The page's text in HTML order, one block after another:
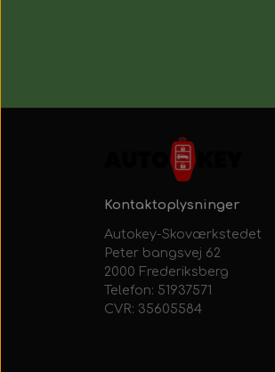
Kontaktoplysninger
Autokey-Skoværkstedet
Peter bangsvej 62
2000 Frederiksberg
Telefon: 51937571
CVR: 35605584